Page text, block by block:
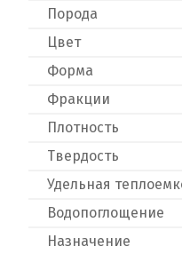
Порода
Цвет
Форма
Фракции
Плотность
Твердость
Удельная
Водопоглощение
Назначение